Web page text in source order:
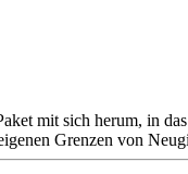
mit sich herum, in
Grenzen von